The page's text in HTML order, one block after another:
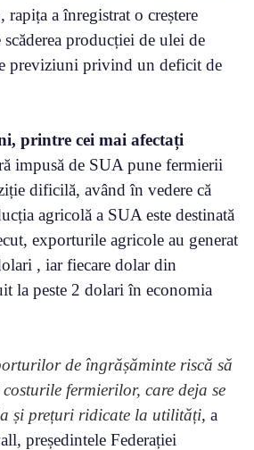
a înregistrat o creștere
scăderea producției de ulei de
previziuni privind un deficit de
printre cei mai afectați
impusă de SUA pune fermierii
dificilă, având în vedere că
agricolă a SUA este destinată
exporturile agricole au generat
, iar fiecare dolar din
la peste 2 dolari în economia
de îngrășăminte riscă să
fermierilor, care deja se
și prețuri ridicate la utilități, a
președintele Federației